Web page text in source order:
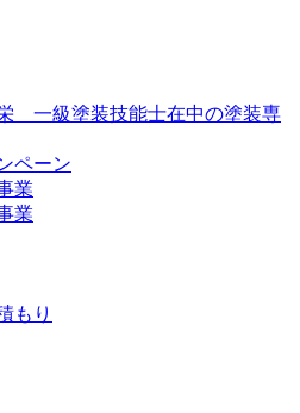
一級塗装技能士在中の塗装専
ペーン
業
業
もり